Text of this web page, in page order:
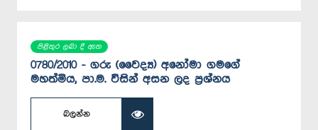
පිළිතුර ලබා දී ඇත
0780/2010 - ගරු (වෛද්‍ය) අනෝමා ගමගේ
මහත්මිය, පා.ම. විසින් අසන ලද ප්‍රශ්නය
බලන්න